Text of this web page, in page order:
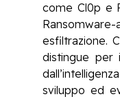
come Cl0p e
esfiltrazione.
distingue per
sviluppo ed